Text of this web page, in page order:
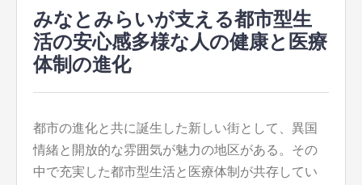
みなとみらいが支える都市型生
活の安心感多様な人の健康と医療
体制の進化
都市の進化と共に誕生した新しい街として、異国
情緒と開放的な雰囲気が魅力の地区がある。 その
中で充実した都市型生活と医療体制が共存してい